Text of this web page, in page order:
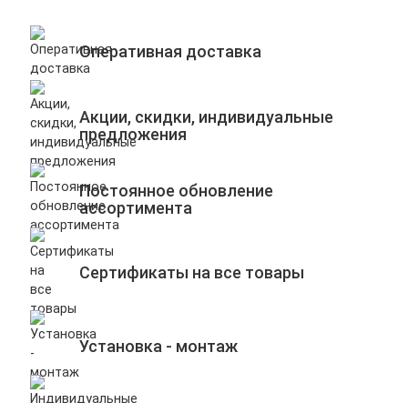
Оперативная доставка
Акции, скидки, индивидуальные
предложения
Постоянное обновление
ассортимента
Сертификаты на все товары
Установка - монтаж